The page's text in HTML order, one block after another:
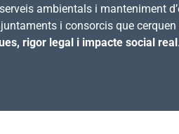
ambientals i manteniment
i consorcis que cerquen
rigor legal i impacte social real .